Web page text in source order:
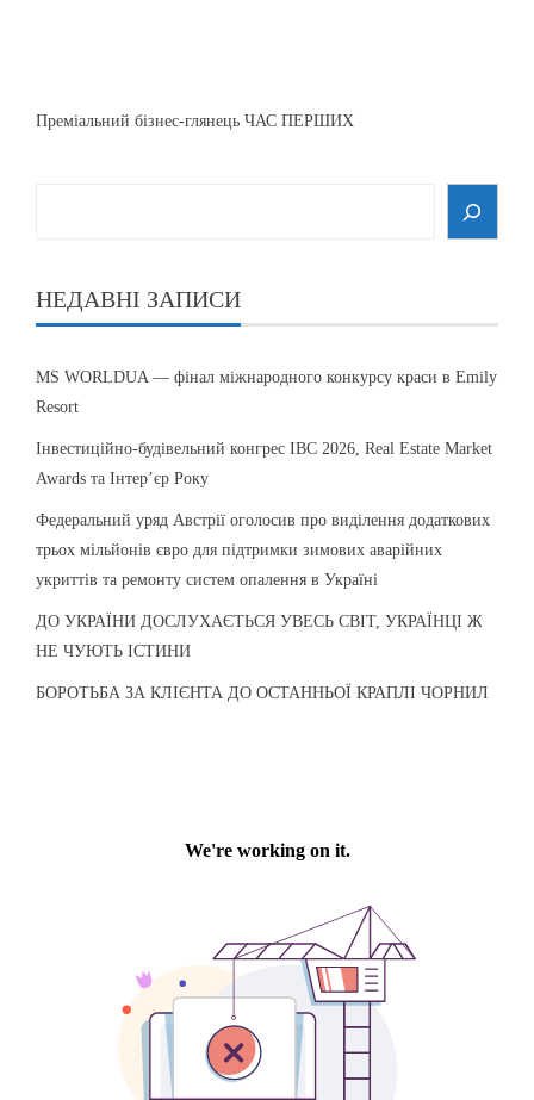
Преміальний бізнес-глянець ЧАС ПЕРШИХ
НЕДАВНІ ЗАПИСИ
MS WORLDUA — фінал міжнародного конкурсу краси в Emily
Resort
Інвестиційно-будівельний конгрес IBC 2026, Real Estate Market
Awards та Інтер’єр Року
Федеральний уряд Австрії оголосив про виділення додаткових
трьох мільйонів євро для підтримки зимових аварійних
укриттів та ремонту систем опалення в Україні
ДО УКРАЇНИ ДОСЛУХАЄТЬСЯ УВЕСЬ СВІТ, УКРАЇНЦІ Ж
НЕ ЧУЮТЬ ІСТИНИ
БОРОТЬБА ЗА КЛІЄНТА ДО ОСТАННЬОЇ КРАПЛІ ЧОРНИЛ